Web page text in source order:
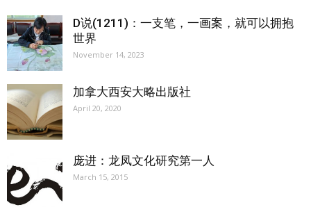
D说(1211)：一支笔，一画案，就可以拥抱
世界
November 14, 2023
加拿大西安大略出版社
April 20, 2020
庞进：龙凤文化研究第一人
March 15, 2015